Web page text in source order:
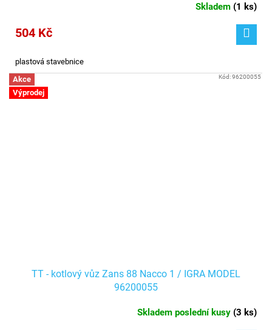
Skladem (1 ks)
504 Kč
plastová stavebnice
Akce
Výprodej
TT - kotlový vůz Zans 88 Nacco 1 / IGRA MODEL
96200055
Skladem poslední kusy (3 ks)
Kód:96200055